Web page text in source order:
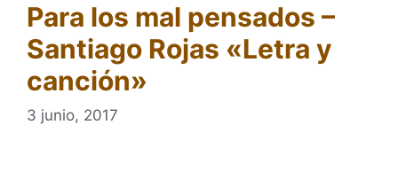
Para los mal pensados –
Santiago Rojas «Letra y
canción»
3 junio, 2017